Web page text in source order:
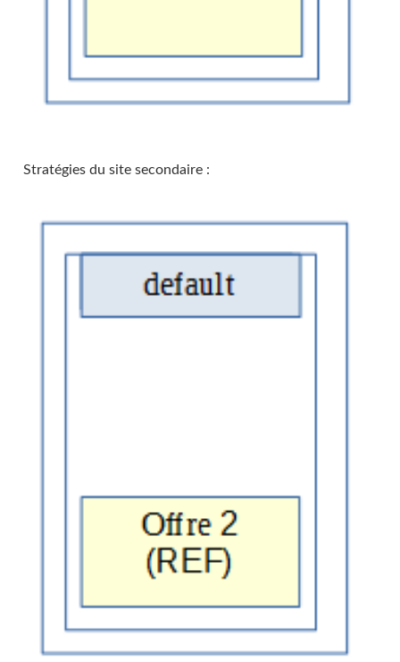
Stratégies du site secondaire :